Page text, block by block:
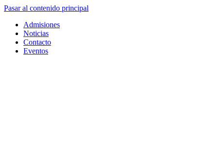
Pasar al contenido principal
Admisiones
Noticias
Contacto
Eventos